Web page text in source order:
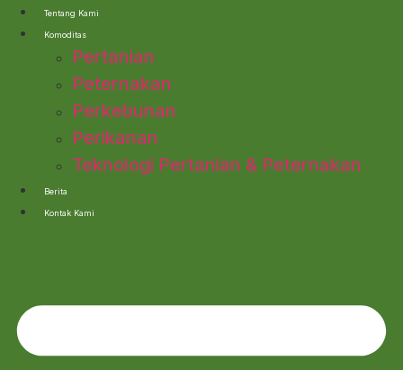
LewatiTentang Kami
Komoditas
Pertanian
Peternakan
Perkebunan
Perikanan
Teknologi Pertanian & Peternakan
Berita
Kontak Kami